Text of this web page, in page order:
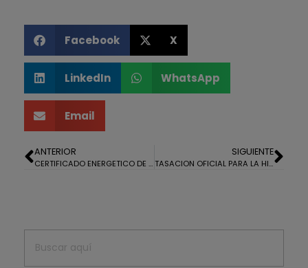
Facebook X
LinkedIn WhatsApp
Email
ANTERIOR
CERTIFICADO ENERGETICO DE UNA CASA EN CORRALES
SIGUIENTE
TASACION OFICIAL PARA LA HIPOTECA DE UN ÁTICO EN HUELVA